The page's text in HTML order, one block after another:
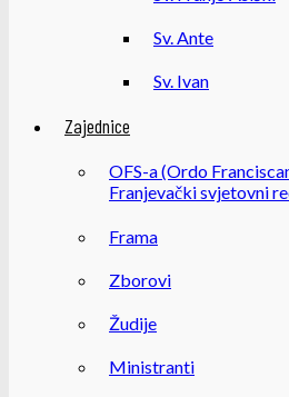
Sv. Ante
Sv. Ivan
Zajednice
OFS-a (Ordo
Franjevački svjetovni
Frama
Zborovi
Žudije
Ministranti